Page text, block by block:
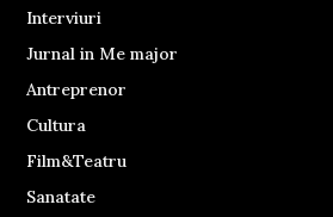
Interviuri
Jurnal in Me major
Antreprenor
Cultura
Film&Teatru
Sanatate